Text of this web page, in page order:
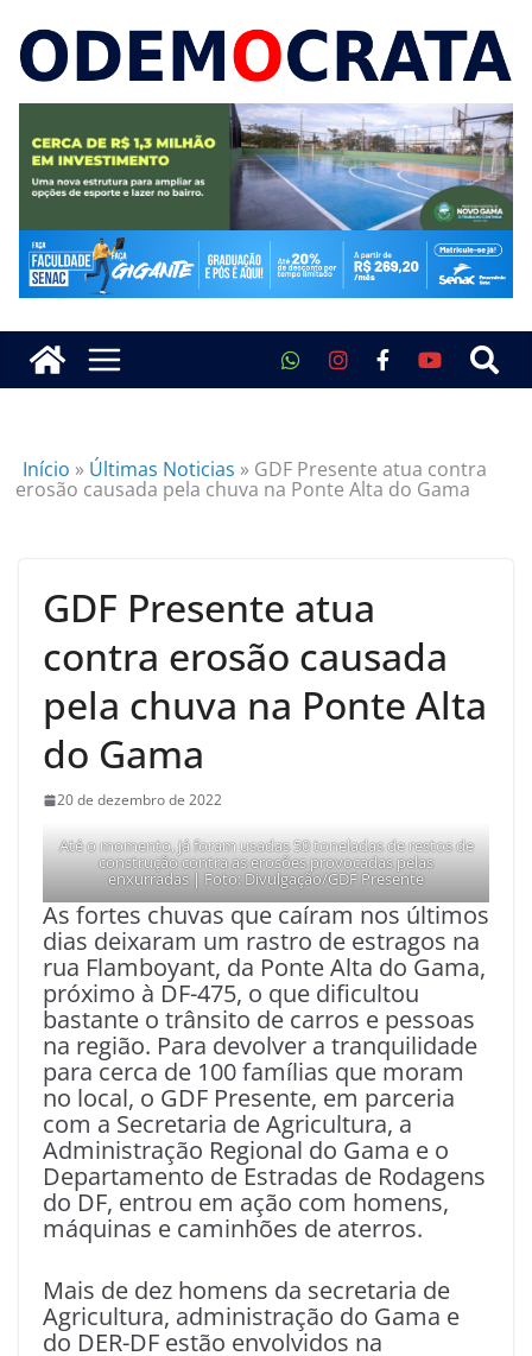
Início » Últimas Noticias » GDF Presente atua contra
erosão causada pela chuva na Ponte Alta do Gama
GDF Presente atua
contra erosão causada
pela chuva na Ponte Alta
do Gama
20 de dezembro de 2022
Até o momento, já foram usadas 50 toneladas de restos de
construção contra as erosões provocadas pelas
enxurradas | Foto: Divulgação/GDF Presente
As fortes chuvas que caíram nos últimos
dias deixaram um rastro de estragos na
rua Flamboyant, da Ponte Alta do Gama,
próximo à DF-475, o que dificultou
bastante o trânsito de carros e pessoas
na região. Para devolver a tranquilidade
para cerca de 100 famílias que moram
no local, o GDF Presente, em parceria
com a Secretaria de Agricultura, a
Administração Regional do Gama e o
Departamento de Estradas de Rodagens
do DF, entrou em ação com homens,
máquinas e caminhões de aterros.
Mais de dez homens da secretaria de
Agricultura, administração do Gama e
do DER-DF estão envolvidos na